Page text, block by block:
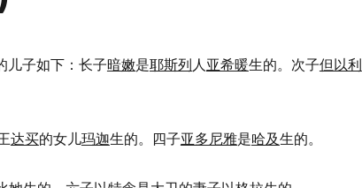
儿子如下：长子暗嫩是耶斯列人亚希暖生的。次子但以利
达买的女儿玛迦生的。四子亚多尼雅是哈及生的。